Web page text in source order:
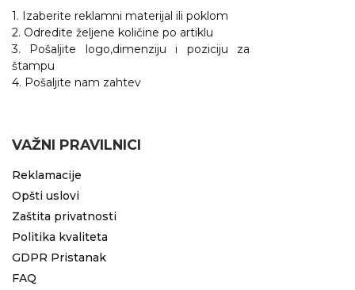
1. Izaberite reklamni materijal ili poklom
2. Odredite željene količine po artiklu
3. Pošaljite logo,dimenziju i poziciju za
štampu
4. Pošaljite nam zahtev
VAŽNI PRAVILNICI
Reklamacije
Opšti uslovi
Zaštita privatnosti
Politika kvaliteta
GDPR Pristanak
FAQ